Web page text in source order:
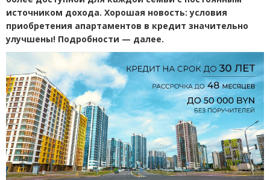
источником дохода. Хорошая новость: условия
приобретения апартаментов в кредит значительно
улучшены! Подробности — далее.